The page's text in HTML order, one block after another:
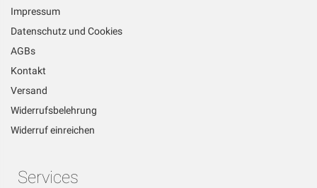
Impressum
Datenschutz und Cookies
AGBs
Kontakt
Versand
Widerrufsbelehrung
Widerruf einreichen
Services